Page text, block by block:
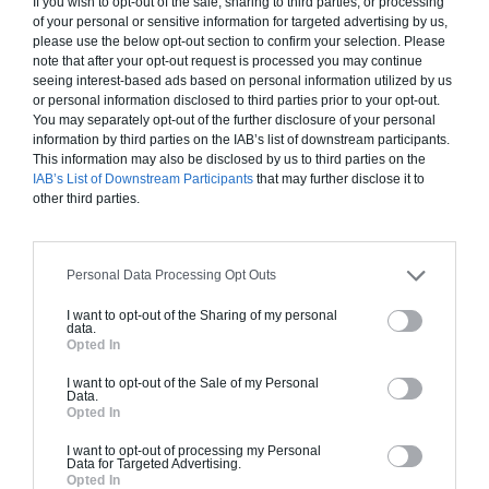
of your personal or sensitive information for targeted advertising by us,
please use the below opt-out section to confirm your selection. Please
note that after your opt-out request is processed you may continue
seeing interest-based ads based on personal information utilized by us
or personal information disclosed to third parties prior to your opt-out.
You may separately opt-out of the further disclosure of your personal
information by third parties on the IAB’s list of downstream participants.
This information may also be disclosed by us to third parties on the
IAB’s List of Downstream Participants that may further disclose it to
other third parties.
Personal Data Processing Opt Outs
I want to opt-out of the Sharing of my personal
data.
Opted In
I want to opt-out of the Sale of my Personal
Data.
Opted In
I want to opt-out of processing my Personal
Data for Targeted Advertising.
Opted In
Chiffrage estimatif pour : Fondations et normes
standards. Construction en ossature bois isolé.
Finitions haut de gamme. Le prix "clé en main"
inclut le gros oeuvre et le second oeuvre (cuisine,
peinture, sols...), mais exclut piscine, jardin et
clôture.
À partir de
235 000€ TTC
Je la veux !
Construction BBC
standards. Construction en bloc coffrant isolant
(RT 2020). Finitions haut de gamme. Le prix "clé